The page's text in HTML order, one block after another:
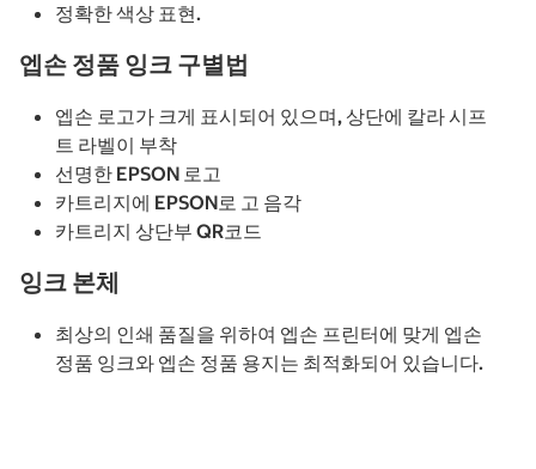
정확한 색상 표현.
엡손 정품 잉크 구별법
엡손 로고가 크게 표시되어 있으며, 상단에 칼라 시프
트 라벨이 부착
선명한 EPSON 로고
카트리지에 EPSON로 고 음각
카트리지 상단부 QR코드
잉크 본체
최상의 인쇄 품질을 위하여 엡손 프린터에 맞게 엡손
정품 잉크와 엡손 정품 용지는 최적화되어 있습니다.